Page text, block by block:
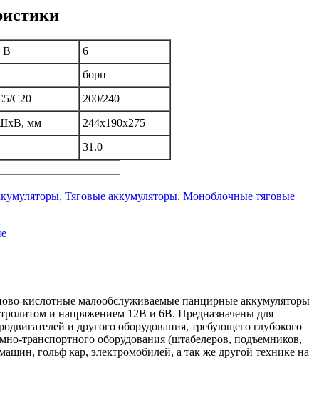
В
6
борн
C20
200/240
мм
244х190х275
31.0
, Тяговые аккумуляторы, Моноблочные тяговые
кислотные малообслуживаемые панцирные аккумуляторы
и напряжением 12В и 6В. Предназначены для
и другого оборудования, требующего глубокого
транспортного оборудования (штабелеров, подъемников,
гольф кар, электромобилей, а так же другой технике на